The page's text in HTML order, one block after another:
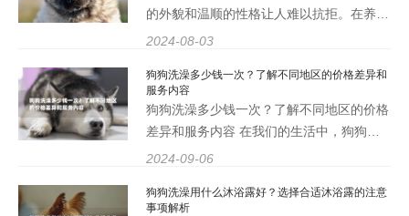
的外貌和温顺的性格让人难以抗拒。在养护
泰迪狗的过程中，剪胎毛是一个不可忽视的
毛，最佳剪毛时间是什么时候？这篇将为您
详细解答这个问题，帮助您
2024-08-03
狗狗洗澡多少钱一次？了解不同地区的价格差异和
服务内容
狗狗洗澡多少钱一次？了解不同地区的价格
差异和服务内容 在我们的生活中，狗狗不
仅仅是宠物，更是家庭的一部分。它们用忠
最好的照顾。洗澡作为狗狗日常护理的重要
2024-09-06
狗狗洗澡用什么沐浴露好？选择合适沐浴露的注意
事项解析